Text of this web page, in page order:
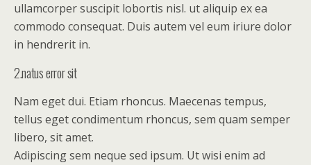
ullamcorper suscipit lobortis nisl. ut aliquip ex ea
commodo consequat. Duis autem vel eum iriure dolor
in hendrerit in.
2.natus error sit
Nam eget dui. Etiam rhoncus. Maecenas tempus,
tellus eget condimentum rhoncus, sem quam semper
libero, sit amet.
Adipiscing sem neque sed ipsum. Ut wisi enim ad